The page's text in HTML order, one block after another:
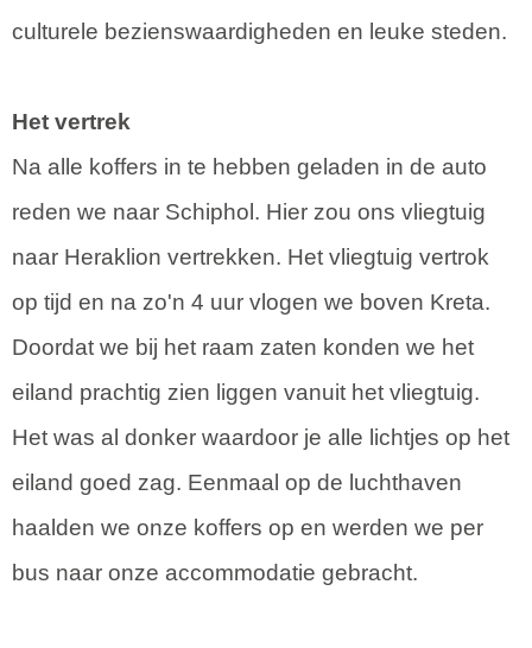
culturele bezienswaardigheden en leuke steden.
Het vertrek
Na alle koffers in te hebben geladen in de auto
reden we naar Schiphol. Hier zou ons vliegtuig
naar Heraklion vertrekken. Het vliegtuig vertrok
op tijd en na zo'n 4 uur vlogen we boven Kreta.
Doordat we bij het raam zaten konden we het
eiland prachtig zien liggen vanuit het vliegtuig.
Het was al donker waardoor je alle lichtjes op het
eiland goed zag. Eenmaal op de luchthaven
haalden we onze koffers op en werden we per
bus naar onze accommodatie gebracht.